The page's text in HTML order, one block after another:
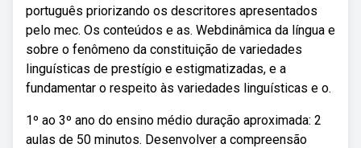
português priorizando os descritores apresentados
pelo mec. Os conteúdos e as. Webdinâmica da língua e
sobre o fenômeno da constituição de variedades
linguísticas de prestígio e estigmatizadas, e a
fundamentar o respeito às variedades linguísticas e o.
1º ao 3º ano do ensino médio duração aproximada: 2
aulas de 50 minutos. Desenvolver a compreensão